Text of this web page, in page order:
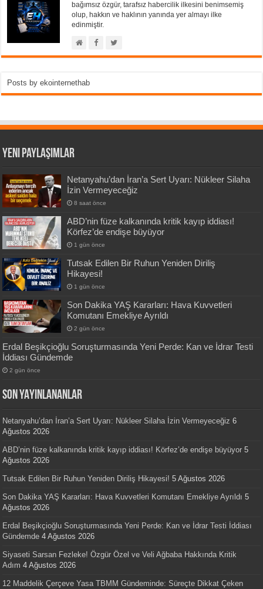
bağımsız özgür, tarafsız habercilik ilkesini benimsemiş
olup, hakkın ve haklının yanında yer almayı ilke
edinmiştir.
Posts by ekointernethab
Yeni Paylaşımlar
Netanyahu’dan İran’a Sert Uyarı: Nükleer Silaha
İzin Vermeyeceğiz
8 saat önce
ABD’nin füze kalkanında kritik kayıp iddiası!
Körfez’de endişe büyüyor
1 gün önce
Tutsak Edilen Bir Ruhun Yeniden Diriliş
Hikayesi!
1 gün önce
Son Dakika YAŞ Kararları: Hava Kuvvetleri
Komutanı Emekliye Ayrıldı
2 gün önce
Erdal Beşikçioğlu Soruşturmasında Yeni Perde: Kan ve İdrar Testi
İddiası Gündemde
2 gün önce
SON YAYINLANANLAR
Netanyahu’dan İran’a Sert Uyarı: Nükleer Silaha İzin Vermeyeceğiz 6
Ağustos 2026
ABD’nin füze kalkanında kritik kayıp iddiası! Körfez’de endişe büyüyor 5
Ağustos 2026
Tutsak Edilen Bir Ruhun Yeniden Diriliş Hikayesi! 5 Ağustos 2026
Son Dakika YAŞ Kararları: Hava Kuvvetleri Komutanı Emekliye Ayrıldı 5
Ağustos 2026
Erdal Beşikçioğlu Soruşturmasında Yeni Perde: Kan ve İdrar Testi İddiası
Gündemde 4 Ağustos 2026
Siyaseti Sarsan Fezleke! Özgür Özel ve Veli Ağbaba Hakkında Kritik
Adım 4 Ağustos 2026
12 Maddelik Çerçeve Yasa TBMM Gündeminde: Süreçte Dikkat Çeken